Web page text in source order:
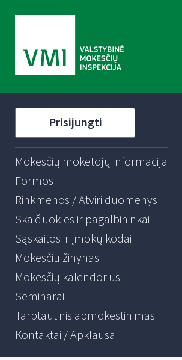
Prisijungti
Mokesčių mokėtojų informacija
Formos
Rinkmenos / Atviri duomenys
Skaičiuoklės ir pagalbininkai
Sąskaitos ir įmokų kodai
Mokesčių žinynas
Mokesčių kalendorius
Seminarai
Tarptautinis apmokestinimas
Kontaktai / Apklausa